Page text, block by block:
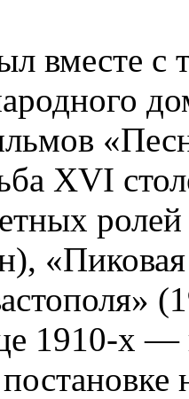
вместе с
XVI
1910-х —